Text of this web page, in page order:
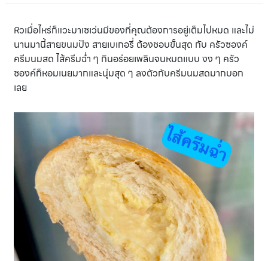
หิวเมื่อไหร่ก็แวะมาเซเว่นมีของที่คุณต้องการอยู่เต็มไปหมด และไม่
นานมานี้สายขนมปัง สายเบเกอรี่ ต้องชอบขั้นสุด กับ ครัวซองค์
ครีมนมสด ไส้ครีมฉ่ำ ๆ กินอร่อยเพลินจนหมดแบบ งง ๆ ครัว
ซองค์ก็หอมเนยมากและนุ่มสุด ๆ ลงตัวกับครีมนมสดมากบอก
เลย